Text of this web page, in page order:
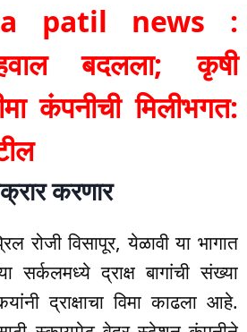
patil news :
बदलला; कृषी
कंपनीची मिलीभगत:
करणार
रोजी विसापूर, येळावी या भागात
सर्कलमध्ये द्राक्ष बागांची संख्या
द्राक्षाचा विमा काढला आहे.